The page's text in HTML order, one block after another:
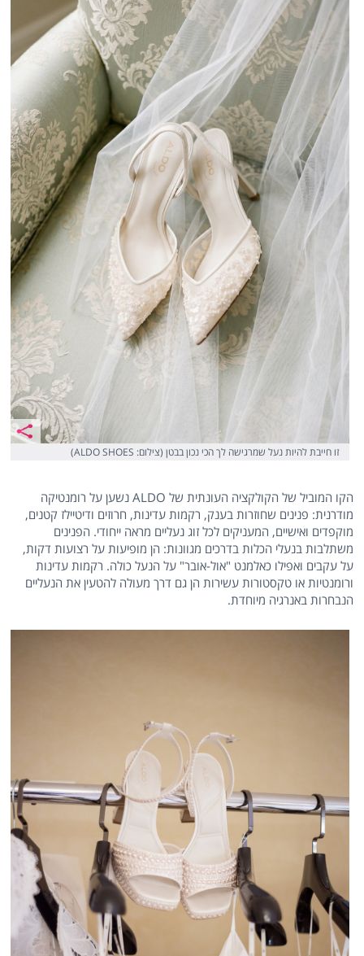
זו חייבת להיות נעל שמרגישה לך הכי נכון בבטן (צילום: ALDO SHOES)
הקו המוביל של הקולקציה העונתית של ALDO נשען על רומנטיקה
מודרנית: פנינים שחוזרות בענק, רקמות עדינות, חרוזים ודיטיילז קטנים,
מוקפדים ואישיים, המעניקים לכל זוג נעליים מראה ייחודי. הפנינים
משתלבות בנעלי הכלות בדרכים מגוונות: הן מופיעות על רצועות דקות,
על עקבים ואפילו כאלמנט "אול-אובר" על הנעל כולה. רקמות עדינות
ורומנטיות או טקסטורות עשירות הן גם דרך מעולה להטעין את הנעליים
הנבחרות באנרגיה מיוחדת.